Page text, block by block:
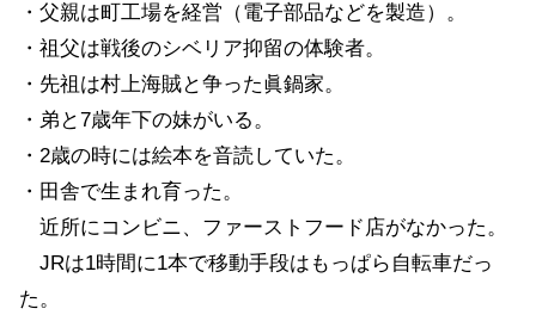
・父親は町工場を経営（電子部品などを製造）。
・祖父は戦後のシベリア抑留の体験者。
・先祖は村上海賊と争った眞鍋家。
・弟と7歳年下の妹がいる。
・2歳の時には絵本を音読していた。
・田舎で生まれ育った。
近所にコンビニ、ファーストフード店がなかった。
JRは1時間に1本で移動手段はもっぱら自転車だっ
た。